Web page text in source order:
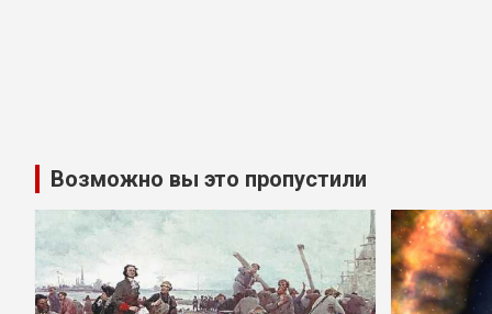
Возможно вы это пропустили